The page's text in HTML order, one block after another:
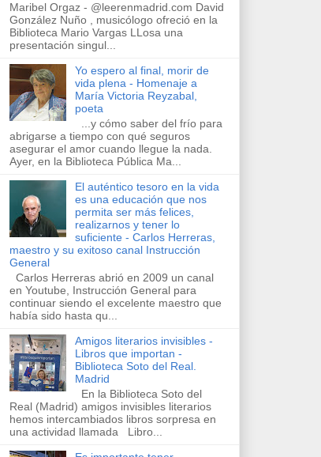
Maribel Orgaz - @leerenmadrid.com David
González Nuño , musicólogo ofreció en la
Biblioteca Mario Vargas LLosa una
presentación singul...
Yo espero al final, morir de
vida plena - Homenaje a
María Victoria Reyzabal,
poeta
...y cómo saber del frío para
abrigarse a tiempo con qué seguros
asegurar el amor cuando llegue la nada.
Ayer, en la Biblioteca Pública Ma...
El auténtico tesoro en la vida
es una educación que nos
permita ser más felices,
realizarnos y tener lo
suficiente - Carlos Herreras,
maestro y su exitoso canal Instrucción
General
Carlos Herreras abrió en 2009 un canal
en Youtube, Instrucción General para
continuar siendo el excelente maestro que
había sido hasta qu...
Amigos literarios invisibles -
Libros que importan -
Biblioteca Soto del Real.
Madrid
En la Biblioteca Soto del
Real (Madrid) amigos invisibles literarios
hemos intercambiados libros sorpresa en
una actividad llamada Libro...